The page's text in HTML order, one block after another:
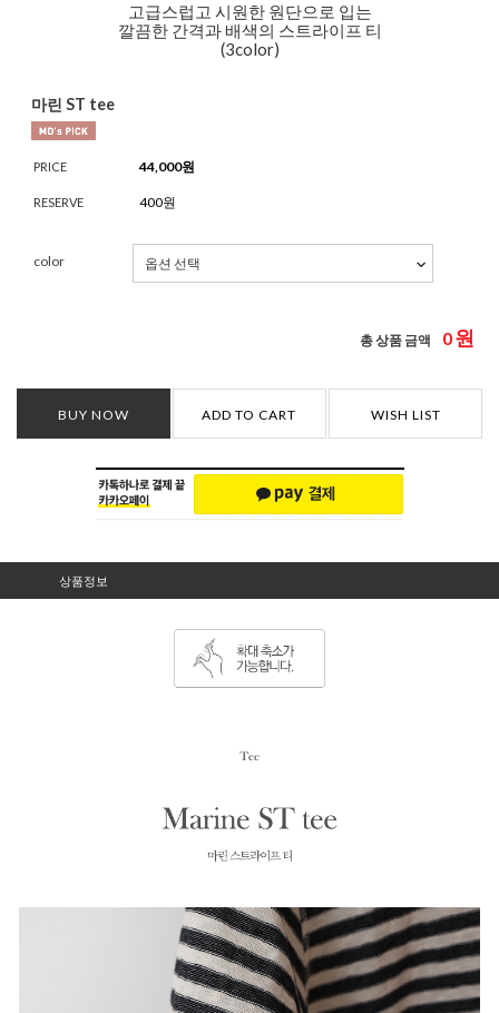
고급스럽고 시원한 원단으로 입는
깔끔한 간격과 배색의 스트라이프 티
(3color)
마린 ST tee
PRICE 44,000원
RESERVE 400원
color
총 상품 금액 0원
BUY NOW ADD TO CART WISH LIST
상품정보